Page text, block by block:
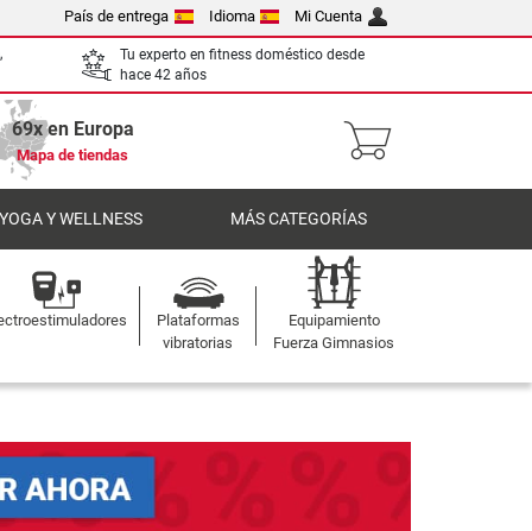
País de entrega Idioma Mi Cuenta
Tu experto en fitness doméstico desde
hace 42 años
69x en Europa
Mapa de tiendas
Y WELLNESS MÁS CATEGORÍAS
Plataformas
vibratorias
Equipamiento
Fuerza Gimnasios